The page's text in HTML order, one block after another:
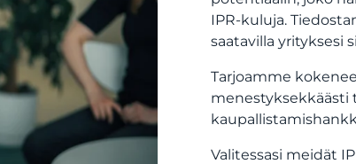
IPR-kuluja.
saatavilla yrityksesi
Tarjoamme
Valitessasi meidät